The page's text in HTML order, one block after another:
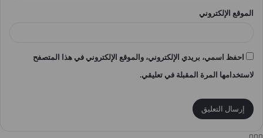
الموقع الإلكتروني
احفظ اسمي، بريدي الإلكتروني، والموقع الإلكتروني في هذا المتصفح
لاستخدامها المرة المقبلة في تعليقي.